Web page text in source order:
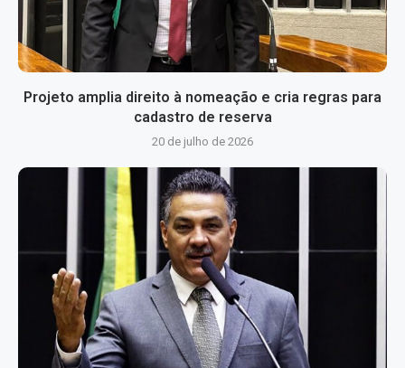
Projeto amplia direito à nomeação e cria regras para
cadastro de reserva
20 de julho de 2026